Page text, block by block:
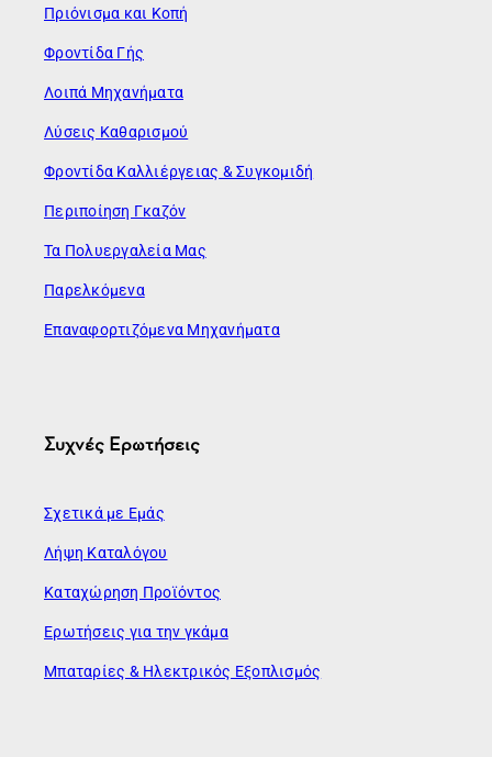
Πριόνισμα και Κοπή
Φροντίδα Γής
Λοιπά Μηχανήματα
Λύσεις Καθαρισμού
Φροντίδα Καλλιέργειας & Συγκομιδή
Περιποίηση Γκαζόν
Τα Πολυεργαλεία Μας
Παρελκόμενα
Επαναφορτιζόμενα Μηχανήματα
Συχνές Ερωτήσεις
Σχετικά με Εμάς
Λήψη Καταλόγου
Καταχώρηση Προϊόντος
Ερωτήσεις για την γκάμα
Μπαταρίες & Ηλεκτρικός Εξοπλισμός